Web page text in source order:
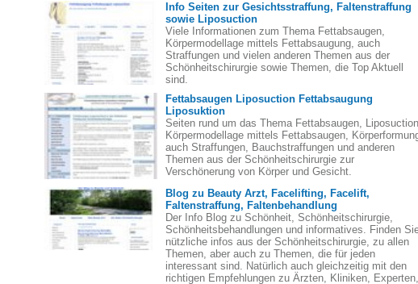
Info Seiten zur Gesichtsstraffung, Faltenstraffung
sowie Liposuction
Viele Informationen zum Thema Fettabsaugen,
Körpermodellage mittels Fettabsaugung, auch
Straffungen und vielen anderen Themen aus der
Schönheitschirurgie sowie Themen, die Top Aktuell
sind.
Fettabsaugen Liposuction Fettabsaugung
Liposuktion
Seiten rund um das Thema Fettabsaugen,
Körpermodellage mittels Fettabsaugen,
auch Straffungen, Bauchstraffungen und anderen
Themen aus der Schönheitschirurgie zur
Verschönerung von Körper und Gesicht.
Blog zu Beauty Arzt, Facelifting, Facelift,
Faltenstraffung, Faltenbehandlung
Der Info Blog zu Schönheit, Schönheitschirurgie,
Schönheitsbehandlungen und informatives. Finden
nützliche infos aus der Schönheitschirurgie, zu allen
Themen, aber auch zu Themen, die für jeden
interessant sind. Natürlich auch gleichzeitig mit den
richtigen Empfehlungen zu Ärzten, Kliniken, Experten,